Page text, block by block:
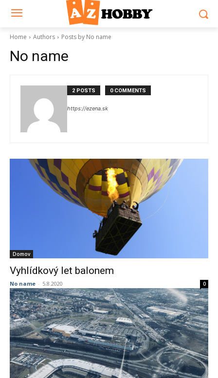
Home Authors Posts by No name
No name
2 POSTS 0 COMMENTS
https://ezena.sk
Domov
Vyhlídkový let balonem
No name - 5.8.2020 0